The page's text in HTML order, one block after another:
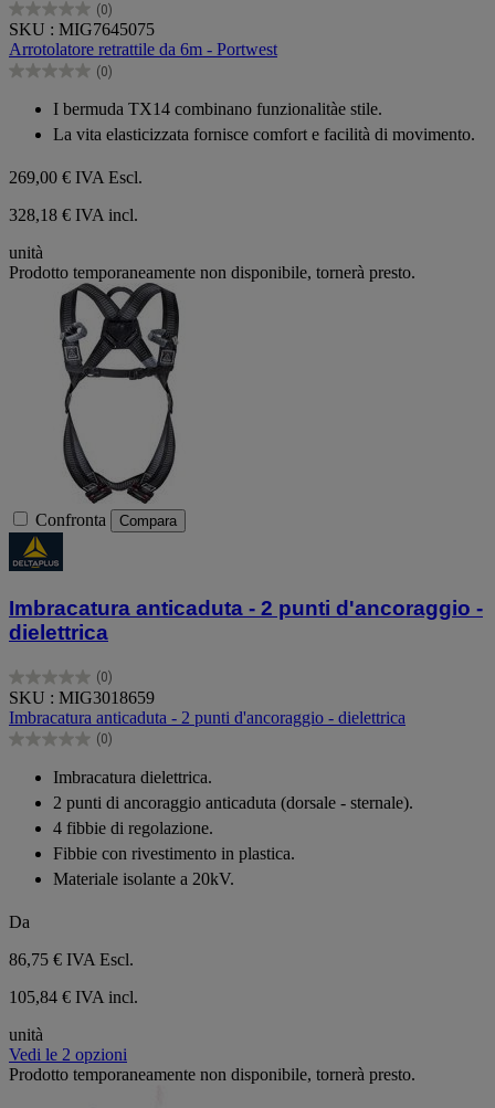
(0)
0.0
su
5
stelle.
SKU : MIG7645075
Arrotolatore retrattile da 6m - Portwest
(0)
0.0
stelle.
I bermuda TX14 combinano funzionalitàe stile.
La vita elasticizzata fornisce comfort e facilità di movimento.
269,00 € IVA Escl.
328,18 € IVA incl.
unità
Prodotto temporaneamente non disponibile, tornerà presto.
Confronta Compara
Imbracatura anticaduta - 2 punti d'ancoraggio -
dielettrica
(0)
0.0
su
5
stelle.
SKU : MIG3018659
Imbracatura anticaduta - 2 punti d'ancoraggio - dielettrica
(0)
0.0
stelle.
Imbracatura dielettrica.
2 punti di ancoraggio anticaduta (dorsale - sternale).
4 fibbie di regolazione.
Fibbie con rivestimento in plastica.
Materiale isolante a 20kV.
Da
86,75 € IVA Escl.
105,84 € IVA incl.
unità
Vedi le 2 opzioni
Prodotto temporaneamente non disponibile, tornerà presto.